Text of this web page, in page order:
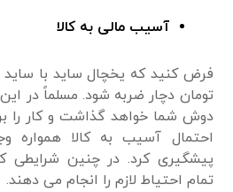
آسیب مالی به کالا
فرض کنید که یخچال ساید با
تومان دچار ضربه شود. مسلماً در
دوش شما خواهد گذاشت و کار را
احتمال آسیب به کالا همواره
پیشگیری کرد. در چنین شرایطی
تمام احتیاط لازم را انجام می دهند.